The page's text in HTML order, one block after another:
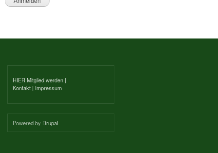
HIER Mitglied werden |
Kontakt | Impressum
Powered by Drupal